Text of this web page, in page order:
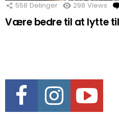
558 Delinger 298 Views
Være bedre til at lytte
Facebook Instagram Youtube